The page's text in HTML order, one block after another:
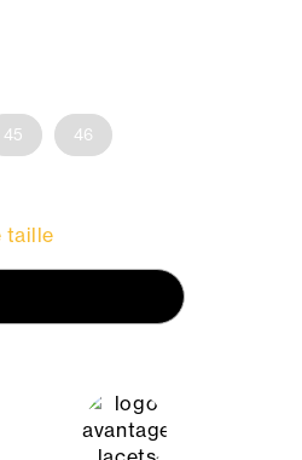
45 46
taille